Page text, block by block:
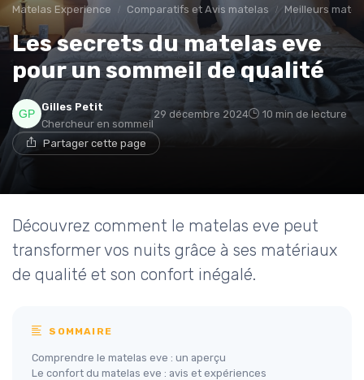
Matelas Experience Comparatifs et Avis matelas Meilleurs
Les secrets du matelas eve
pour un sommeil de qualité
Gilles Petit
Chercheur en sommeil
29 décembre 2024 10 min de lecture
Partager cette page
Découvrez comment le matelas eve peut
transformer vos nuits grâce à ses matériaux
de qualité et son confort inégalé.
SOMMAIRE
Comprendre le matelas eve : un aperçu
Le confort du matelas eve : avis et expériences